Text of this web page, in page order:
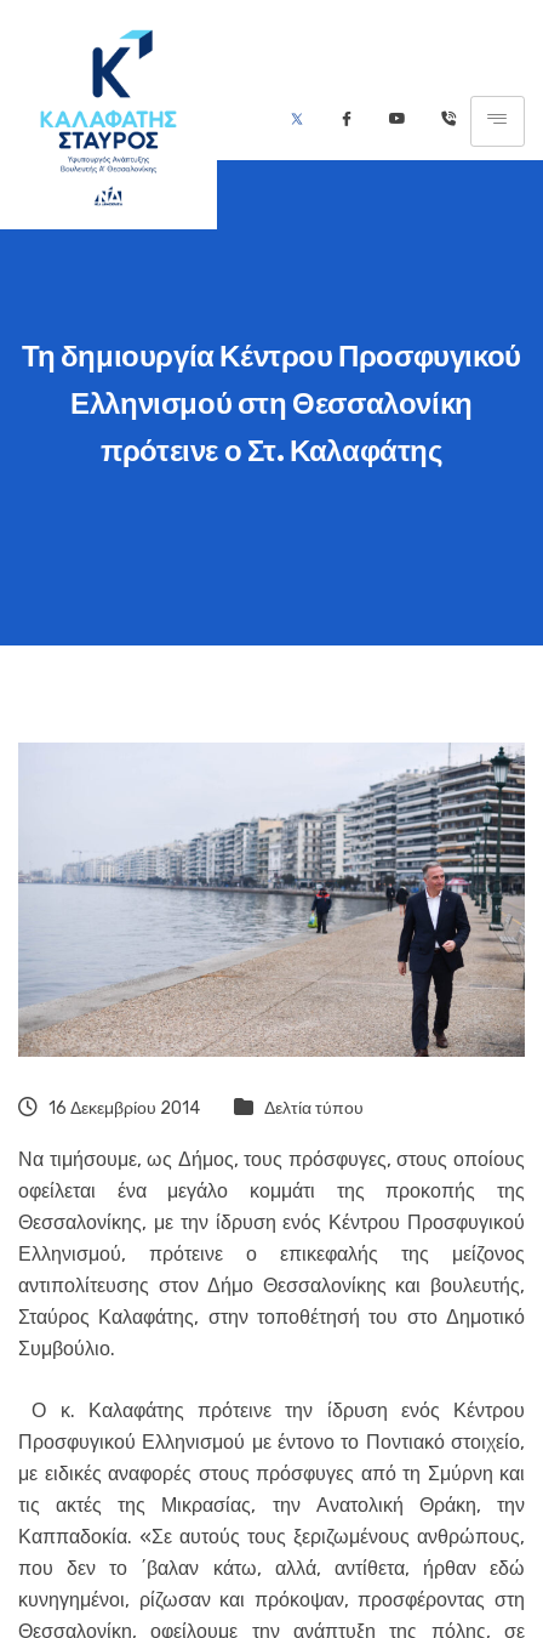
Τη δημιουργία Κέντρου Προσφυγικού
Ελληνισμού στη Θεσσαλονίκη
πρότεινε ο Στ. Καλαφάτης
16 Δεκεμβρίου 2014 Δελτία τύπου
Να τιμήσουμε, ως Δήμος, τους πρόσφυγες, στους οποίους
οφείλεται ένα μεγάλο κομμάτι της προκοπής της
Θεσσαλονίκης, με την ίδρυση ενός Κέντρου Προσφυγικού
Ελληνισμού, πρότεινε ο επικεφαλής της μείζονος
αντιπολίτευσης στον Δήμο Θεσσαλονίκης και βουλευτής,
Σταύρος Καλαφάτης, στην τοποθέτησή του στο Δημοτικό
Συμβούλιο.
Ο κ. Καλαφάτης πρότεινε την ίδρυση ενός Κέντρου
Προσφυγικού Ελληνισμού με έντονο το Ποντιακό στοιχείο,
με ειδικές αναφορές στους πρόσφυγες από τη Σμύρνη και
τις ακτές της Μικρασίας, την Ανατολική Θράκη, την
Καππαδοκία. «Σε αυτούς τους ξεριζωμένους ανθρώπους,
που δεν το ΄βαλαν κάτω, αλλά, αντίθετα, ήρθαν εδώ
κυνηγημένοι, ρίζωσαν και πρόκοψαν, προσφέροντας στη
Θεσσαλονίκη, οφείλουμε την ανάπτυξη της πόλης, σε